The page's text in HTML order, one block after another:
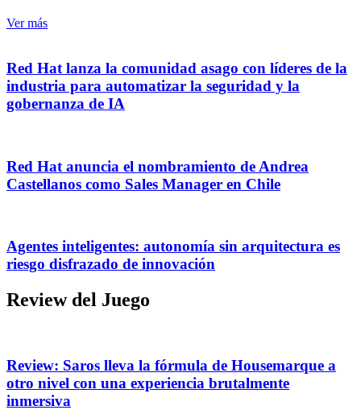
Ver más
Red Hat lanza la comunidad asago con líderes de la
industria para automatizar la seguridad y la
gobernanza de IA
Red Hat anuncia el nombramiento de Andrea
Castellanos como Sales Manager en Chile
Agentes inteligentes: autonomía sin arquitectura es
riesgo disfrazado de innovación
Review del Juego
Review: Saros lleva la fórmula de Housemarque a
otro nivel con una experiencia brutalmente
inmersiva